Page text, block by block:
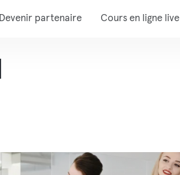
Devenir partenaire Cours en ligne live